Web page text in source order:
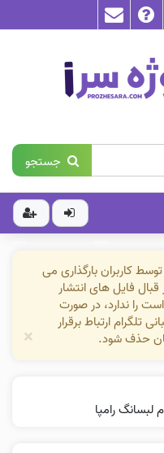
جستجو
کاربران بارگذاری می
فایل های انتشار
را ندارد، در صورت
تلگرام ارتباط برقرار
حذف شود.
×
رامپا